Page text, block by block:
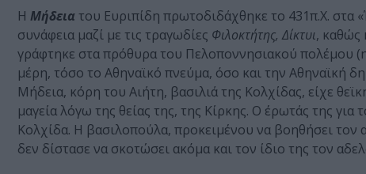
Η Μήδεια του Ευριπίδη πρωτοδιδάχθηκε το 431π.Χ. στα
συνάφεια μαζί με τις τραγωδίες Φιλοκτήτης, Δίκτυι, καθώς
γράφτηκε στα πρόθυρα του Πελοποννησιακού πολέμου (η
μέρη, τόσο το Αθηναϊκό πνεύμα, όσο και την Αθηναϊκή
Μήδεια, κόρη του Αιήτη, βασιλιά της Κολχίδας, είχε
μαγεία λόγω της θείας της, της Κίρκης. Ο έρωτάς της
Κολχίδα. Η βασιλοπούλα, προκειμένου να βοηθήσει
δεν δίστασε να σκοτώσει ακόμα και τον ίδιο της τον